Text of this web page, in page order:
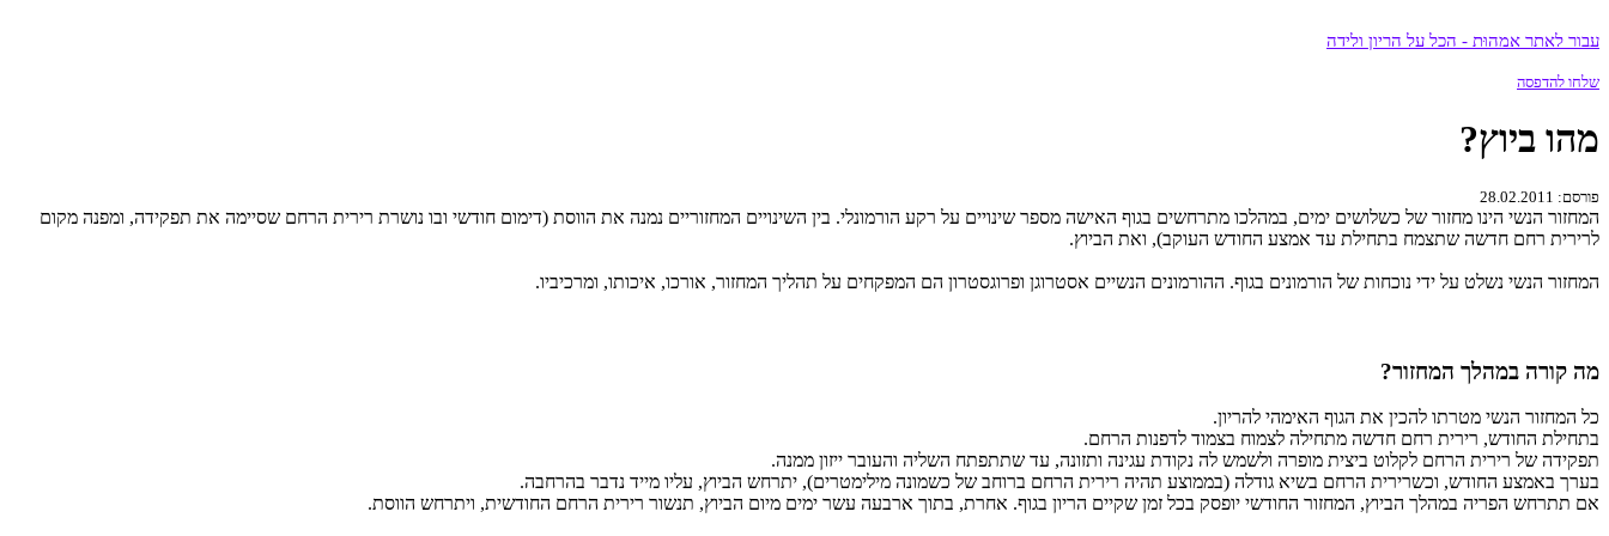
עבור לאתר אמהוּת - הכל על הריון ולידה
שלחו להדפסה
מהו ביוץ?
פורסם: 28.02.2011
המחזור הנשי הינו מחזור של כשלושים ימים, במהלכו מתרחשים בגוף האישה מספר שינויים על רקע הורמונלי. בין השינויים המחזוריים נמנה את הווסת (דימום חודשי ובו נושרת רירית הרחם שסיימה את תפקידה, ומפנה מקום
לרירית רחם חדשה שתצמח בתחילת עד אמצע החודש העוקב), ואת הביוץ.
המחזור הנשי נשלט על ידי נוכחות של הורמונים בגוף. ההורמונים הנשיים אסטרוגן ופרוגסטרון הם המפקחים על תהליך המחזור, אורכו, איכותו, ומרכיביו.
מה קורה במהלך המחזור?
כל המחזור הנשי מטרתו להכין את הגוף האימהי להריון.
בתחילת החודש, רירית רחם חדשה מתחילה לצמוח בצמוד לדפנות הרחם.
תפקידה של רירית הרחם לקלוט ביצית מופרה ולשמש לה נקודת עגינה ותזונה, עד שתתפתח השליה והעובר ייזון ממנה.
בערך באמצע החודש, וכשרירית הרחם בשיא גודלה (בממוצע תהיה רירית הרחם ברוחב של כשמונה מילימטרים), יתרחש הביוץ, עליו מייד נדבר בהרחבה.
אם תתרחש הפריה במהלך הביוץ, המחזור החודשי יופסק בכל זמן שקיים הריון בגוף. אחרת, בתוך ארבעה עשר ימים מיום הביוץ, תנשור רירית הרחם החודשית, ויתרחש הווסת.